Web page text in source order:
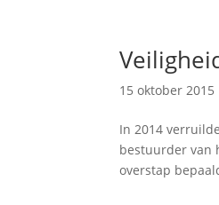
15 oktober 2015
In 2014
bestuurder van
overstap